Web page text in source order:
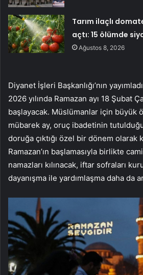
Tarım ilaçlı
açtı: 15 ölümde
Ağustos 8, 2026
Diyanet İşleri Başkanlığı’nın
2026 yılında Ramazan ayı 18 Şubat
başlayacak. Müslümanlar için büyük
mübarek ay, oruç ibadetinin
doruğa çıktığı özel bir dönem olarak
Ramazan’ın başlamasıyla birlikte
namazları kılınacak, iftar sofraları
dayanışma ile yardımlaşma daha da